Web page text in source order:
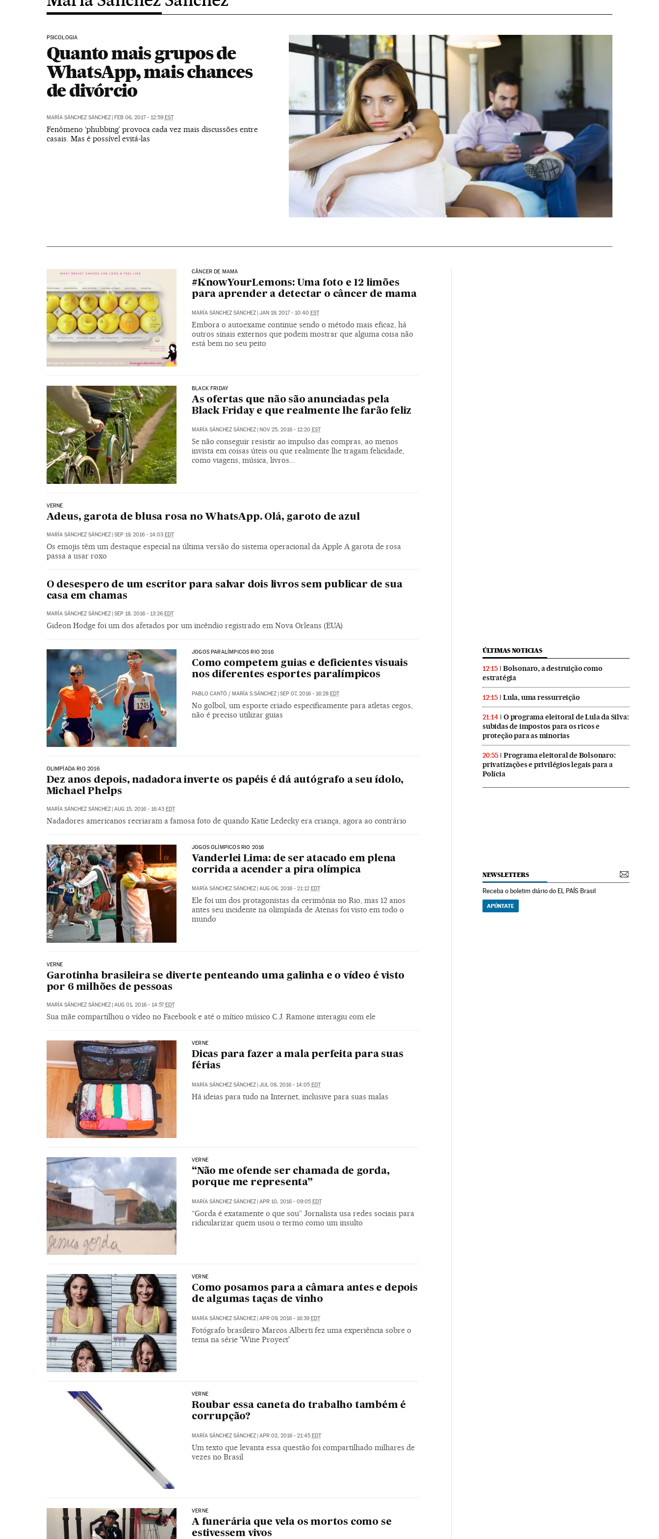
PSICOLOGIA
Quanto mais grupos de
WhatsApp, mais chances
de divórcio
MARÍA SÁNCHEZ SÁNCHEZ | FEB 06, 2017 - 12:59 EST
Fenômeno ‘phubbing’ provoca cada vez mais discussões entre
casais. Mas é possível evitá-las
CÂNCER DE MAMA
#KnowYourLemons: Uma foto e 12 limões
para aprender a detectar o câncer de mama
MARÍA SÁNCHEZ SÁNCHEZ | JAN 19, 2017 - 10:40 EST
Embora o autoexame continue sendo o método mais eficaz, há
outros sinais externos que podem mostrar que alguma coisa não
está bem no seu peito
BLACK FRIDAY
As ofertas que não são anunciadas pela
Black Friday e que realmente lhe farão feliz
MARÍA SÁNCHEZ SÁNCHEZ NOV 25, 2016 - 12:20 EST
Se não conseguir resistir ao impulso das compras, ao menos
invista em coisas úteis ou que realmente lhe tragam felicidade,
como viagens, música, livros...
VERNE
Adeus, garota de blusa rosa no WhatsApp. Olá, garoto de azul
MARÍA SÁNCHEZ SÁNCHEZ | SEP 19, 2016 - 14:03 EDT
Os emojis têm um destaque especial na última versão do sistema operacional da Apple A garota de rosa
passa a usar roxo
O desespero de um escritor para salvar dois livros sem publicar de sua
casa em chamas
MARÍA SÁNCHEZ SÁNCHEZ | SEP 18, 2016 - 13:26 EDT
Gideon Hodge foi um dos afetados por um incêndio registrado em Nova Orleans (EUA)
JOGOS PARALÍMPICOS RIO 2016
Como competem guias e deficientes visuais
nos diferentes esportes paralímpicos
PABLO CANTÓ / MARÍA S.SÁNCHEZ | SEP 07, 2016 - 16:28 EDT
No golbol, um esporte criado especificamente para atletas cegos,
não é preciso utilizar guias
OLIMPÍADA RIO 2016
Dez anos depois, nadadora inverte os papéis é dá autógrafo a seu ídolo,
Michael Phelps
MARÍA SÁNCHEZ SÁNCHEZ AUG 15, 2016 - 16:43 EDT
Nadadores americanos recriaram a famosa foto de quando Katie Ledecky era criança, agora ao contrário
JOGOS OLÍMPICOS RIO 2016
Vanderlei Lima: de ser atacado em plena
corrida a acender a pira olímpica
MARÍA SÁNCHEZ SÁNCHEZ AUG 06, 2016 - 21:12 EDT
Ele foi um dos protagonistas da cerimônia no Rio, mas 12 anos
antes seu incidente na olimpíada de Atenas foi visto em todo o
mundo
VERNE
Garotinha brasileira se diverte penteando uma galinha e o vídeo é visto
por 6 milhões de pessoas
MARÍA SÁNCHEZ SÁNCHEZ | AUG 01, 2016 - 14:57EDT
Sua mãe compartilhou o vídeo no Facebook e até o mítico músico C.J. Ramone interagiu com ele
VERNE
Dicas para fazer a mala perfeita para suas
férias
MARÍA SÁNCHEZ SÁNCHEZ JUL 08, 2016 - 14:05 EDT
Há ideias para tudo na Internet, inclusive para suas malas
VERNE
“Não me ofende ser chamada de gorda,
porque me representa”
MARÍA SÁNCHEZ SÁNCHEZ | APR 10, 2016 - 09:05 EDT
“Gorda é exatamente o que sou” Jornalista usa redes sociais para
ridicularizar quem usou o termo como um insulto
VERNE
Como posamos para a câmara antes e depois
de algumas taças de vinho
MARÍA SÁNCHEZ SÁNCHEZ APR 09, 2016 - 16:39 EDT
Fotógrafo brasileiro Marcos Alberti fez uma experiência sobre o
tema na série 'Wine Proyect'
VERNE
Roubar essa caneta do trabalho também é
corrupção?
MARÍA SÁNCHEZ SÁNCHEZ | APR 02, 2016 - 21:45 EDT
Um texto que levanta essa questão foi compartilhado milhares de
vezes no Brasil
VERNE
A funerária que vela os mortos como se
estivessem vivos
ÚLTIMAS NOTICIAS
12:15
Bolsonaro, a destruição como
estratégia
12:15 Lula, uma ressurreição
21:14
O programa eleitoral de Lula da Silva:
subidas de impostos para os ricos e
proteção para as minorias
20:55
Programa eleitoral de Bolsonaro:
privatizações e privilégios legais para a
Polícia
NEWSLETTERS
Receba o boletim diário do EL PAÍS Brasil
APÚNTATE